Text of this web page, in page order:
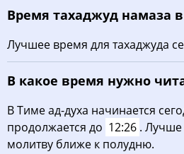
30, Вс 03:50 05:40
03:52 05:42 12:32
Время тахаджуд намаза
Лучшее время для тахаджуда
В какое время нужно
В Тиме ад-духа начинается
продолжается до 12:26 . Лучше
молитву ближе к полудню.